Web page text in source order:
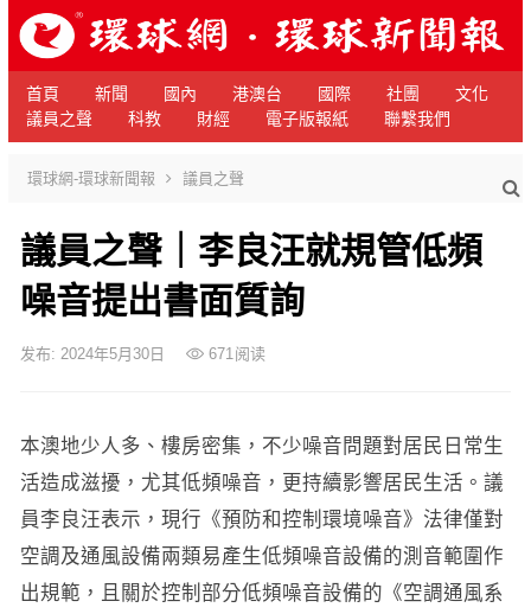
首頁 新聞 國內 港澳台 國際 社團
文化
議員之聲
科教 財經 電子版報紙 聯繫我們
環球網-環球新聞報 議員之聲
議員之聲｜李良汪就規管低頻
噪音提出書面質詢
发布: 2024年5月30日 671阅读
本澳地少人多、樓房密集，不少噪音問題對居民日常生
活造成滋擾，尤其低頻噪音，更持續影響居民生活。議
員李良汪表示，現行《預防和控制環境噪音》法律僅對
空調及通風設備兩類易產生低頻噪音設備的測音範圍作
出規範，且關於控制部分低頻噪音設備的《空調通風系